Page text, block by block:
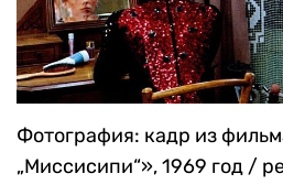
Фотография: кадр из
„Миссисипи“», 1969 год /